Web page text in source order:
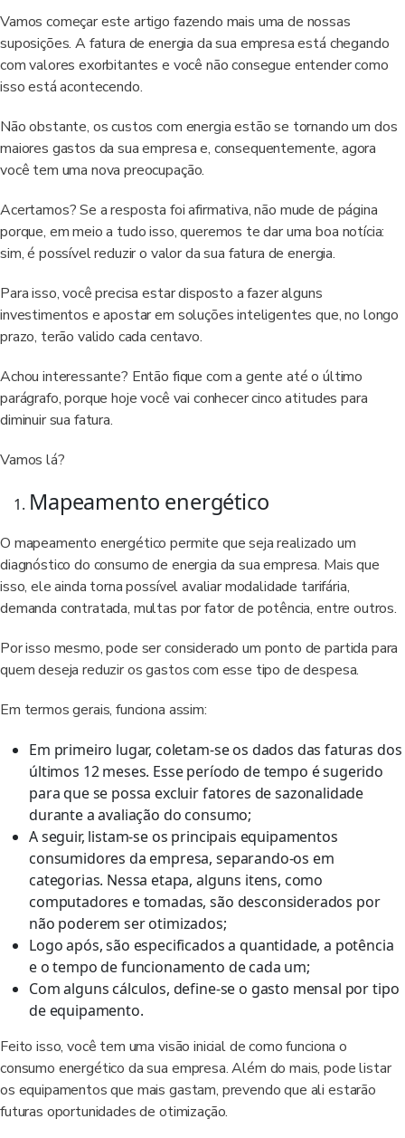
Vamos começar este artigo fazendo mais uma de nossas
suposições. A fatura de energia da sua empresa está chegando
com valores exorbitantes e você não consegue entender como
isso está acontecendo.
Não obstante, os custos com energia estão se tornando um dos
maiores gastos da sua empresa e, consequentemente, agora
você tem uma nova preocupação.
Acertamos? Se a resposta foi afirmativa, não mude de página
porque, em meio a tudo isso, queremos te dar uma boa notícia:
sim, é possível reduzir o valor da sua fatura de energia.
Para isso, você precisa estar disposto a fazer alguns
investimentos e apostar em soluções inteligentes que, no longo
prazo, terão valido cada centavo.
Achou interessante? Então fique com a gente até o último
parágrafo, porque hoje você vai conhecer cinco atitudes para
diminuir sua fatura.
Vamos lá?
Mapeamento energético
O mapeamento energético permite que seja realizado um
diagnóstico do consumo de energia da sua empresa. Mais que
isso, ele ainda torna possível avaliar modalidade tarifária,
demanda contratada, multas por fator de potência, entre outros.
Por isso mesmo, pode ser considerado um ponto de partida para
quem deseja reduzir os gastos com esse tipo de despesa.
Em termos gerais, funciona assim:
Em primeiro lugar, coletam-se os dados das faturas dos
últimos 12 meses. Esse período de tempo é sugerido
para que se possa excluir fatores de sazonalidade
durante a avaliação do consumo;
A seguir, listam-se os principais equipamentos
consumidores da empresa, separando-os em
categorias. Nessa etapa, alguns itens, como
computadores e tomadas, são desconsiderados por
não poderem ser otimizados;
Logo após, são especificados a quantidade, a potência
e o tempo de funcionamento de cada um;
Com alguns cálculos, define-se o gasto mensal por tipo
de equipamento.
Feito isso, você tem uma visão inicial de como funciona o
consumo energético da sua empresa. Além do mais, pode listar
os equipamentos que mais gastam, prevendo que ali estarão
futuras oportunidades de otimização.